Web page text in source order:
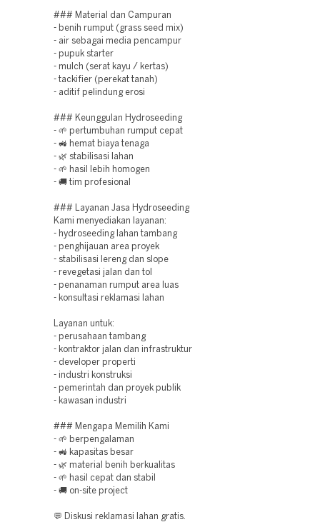
### Material dan Campuran
- benih rumput (grass seed mix)
- air sebagai media pencampur
- pupuk starter
- mulch (serat kayu / kertas)
- tackifier (perekat tanah)
- aditif pelindung erosi
### Keunggulan Hydroseeding
- 🌱 pertumbuhan rumput cepat
- 🚜 hemat biaya tenaga
- 🌿 stabilisasi lahan
- 🌱 hasil lebih homogen
- 🚚 tim profesional
### Layanan Jasa Hydroseeding
Kami menyediakan layanan:
- hydroseeding lahan tambang
- penghijauan area proyek
- stabilisasi lereng dan slope
- revegetasi jalan dan tol
- penanaman rumput area luas
- konsultasi reklamasi lahan
Layanan untuk:
- perusahaan tambang
- kontraktor jalan dan infrastruktur
- developer properti
- industri konstruksi
- pemerintah dan proyek publik
- kawasan industri
### Mengapa Memilih Kami
- 🌱 berpengalaman
- 🚜 kapasitas besar
- 🌿 material benih berkualitas
- 🌱 hasil cepat dan stabil
- 🚚 on-site project
💬 Diskusi reklamasi lahan gratis.